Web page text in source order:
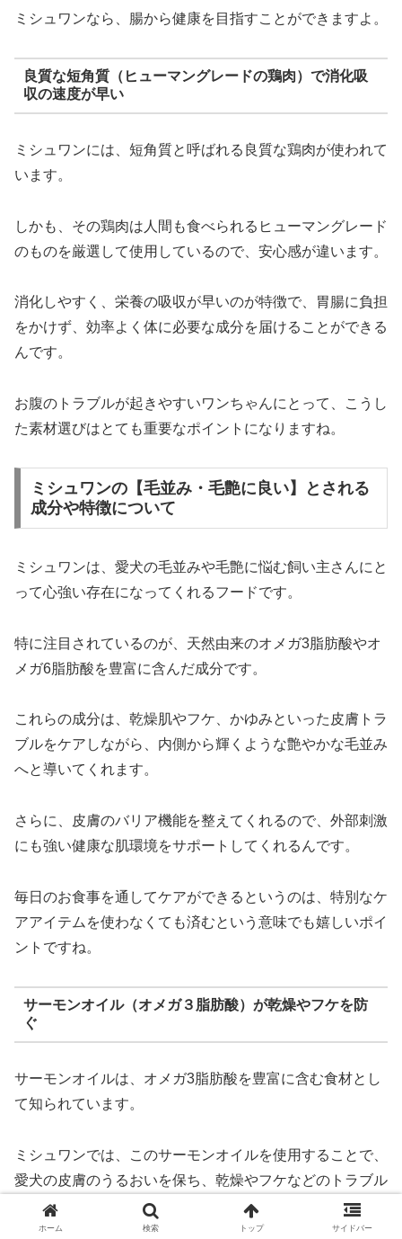
ミシュワンなら、腸から健康を目指すことができますよ。
良質な短角質（ヒューマングレードの鶏肉）で消化吸
収の速度が早い
ミシュワンには、短角質と呼ばれる良質な鶏肉が使われて
います。
しかも、その鶏肉は人間も食べられるヒューマングレード
のものを厳選して使用しているので、安心感が違います。
消化しやすく、栄養の吸収が早いのが特徴で、胃腸に負担
をかけず、効率よく体に必要な成分を届けることができる
んです。
お腹のトラブルが起きやすいワンちゃんにとって、こうし
た素材選びはとても重要なポイントになりますね。
ミシュワンの【毛並み・毛艶に良い】とされる
成分や特徴について
ミシュワンは、愛犬の毛並みや毛艶に悩む飼い主さんにと
って心強い存在になってくれるフードです。
特に注目されているのが、天然由来のオメガ3脂肪酸やオ
メガ6脂肪酸を豊富に含んだ成分です。
これらの成分は、乾燥肌やフケ、かゆみといった皮膚トラ
ブルをケアしながら、内側から輝くような艶やかな毛並み
へと導いてくれます。
さらに、皮膚のバリア機能を整えてくれるので、外部刺激
にも強い健康な肌環境をサポートしてくれるんです。
毎日のお食事を通してケアができるというのは、特別なケ
アアイテムを使わなくても済むという意味でも嬉しいポイ
ントですね。
サーモンオイル（オメガ３脂肪酸）が乾燥やフケを防
ぐ
サーモンオイルは、オメガ3脂肪酸を豊富に含む食材とし
て知られています。
ミシュワンでは、このサーモンオイルを使用することで、
愛犬の皮膚のうるおいを保ち、乾燥やフケなどのトラブル
を和らげてくれます。
ホーム 検索 トップ サイドバー